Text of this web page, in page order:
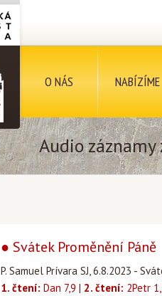
O NÁS NABÍZÍME
Audio
● Svátek Proměnění Páně
P. Samuel Prívara SJ, 6.8.2023 -
1. čtení: Dan 7,9 | 2. čtení: 2Petr